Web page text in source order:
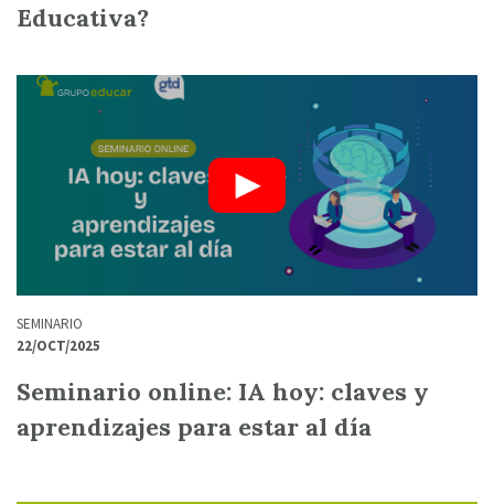
Educativa?
SEMINARIO
22/OCT/2025
Seminario online: IA hoy: claves y
aprendizajes para estar al día